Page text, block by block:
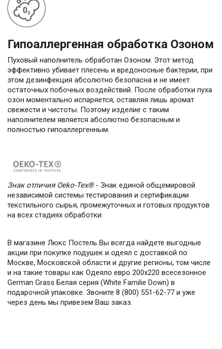
Гипоаллергенная обработка Озоном
Пуховый наполнитель обработан Озоном. Этот метод
эффективно убивает плесень и вредоносные бактерии, при
этом дезинфекция абсолютно безопасна и не имеет
остаточных побочных воздействий. После обработки пуха
озон моментально испаряется, оставляя лишь аромат
свежести и чистоты. Поэтому изделие с таким
наполнителем является абсолютно безопасным и
полностью гипоаллергенным.
Знак отличия Oeko-Tex® - Знак единой общемировой
независимой системы тестирования и сертификации
текстильного сырья, промежуточных и готовых продуктов
на всех стадиях обработки.
В магазине Люкс Постель Вы всегда найдете выгодные
акции при покупке подушек и одеял с доставкой по
Москве, Московской области и другие регионы, том числе
и на такие товары как Одеяло евро 200х220 всесезонное
German Grass Белая серия (White Familie Down) в
подарочной упаковке. Звоните 8 (800) 551-62-77 и уже
через день мы привезем Ваш заказ.